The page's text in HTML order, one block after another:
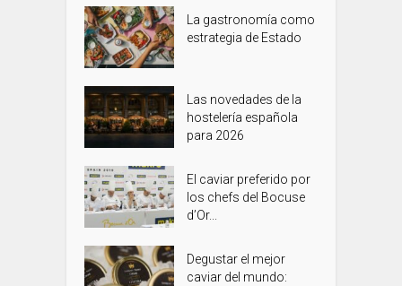
La gastronomía como
estrategia de Estado
Las novedades de la
hostelería española
para 2026
El caviar preferido por
los chefs del Bocuse
d’Or...
Degustar el mejor
caviar del mundo: